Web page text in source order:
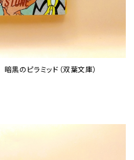
黒のピラミッド（双葉文庫）